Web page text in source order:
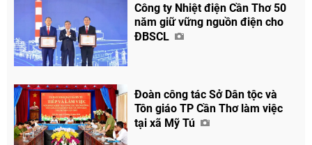
Công ty Nhiệt điện Cần Thơ 50
năm giữ vững nguồn điện cho
ĐBSCL
Đoàn công tác Sở Dân tộc và
Tôn giáo TP Cần Thơ làm việc
tại xã Mỹ Tú